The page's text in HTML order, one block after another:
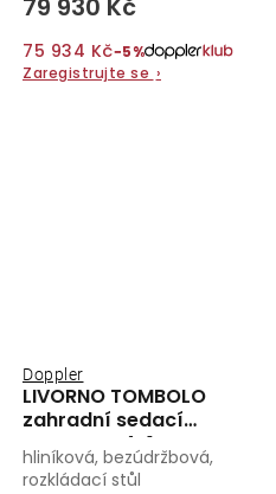
79 930 Kč
75 934 Kč−5%
Zaregistrujte se ›
LIVORNO TOMBOLO
zahradní sedací
souprava 4+1
Doppler
hliníková, bezúdržbová,
rozkládací stůl